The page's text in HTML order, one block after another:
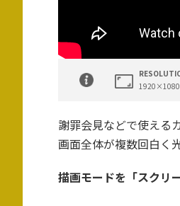
1920×1080
謝罪会見などで使える
画面全体が複数回白く
描画モードを「スクリ